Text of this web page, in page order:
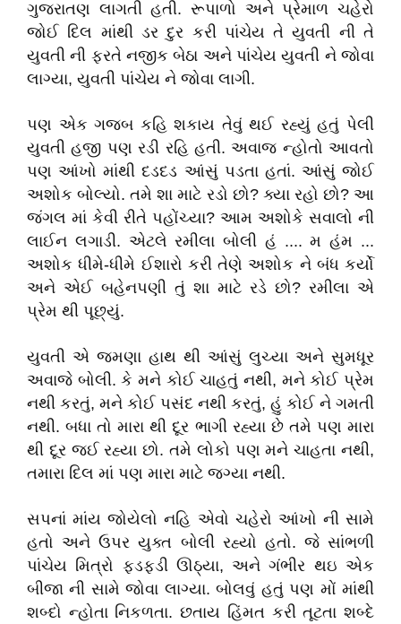
ગુજરાતણ લાગતી હતી. રૂપાળો અને પ્રેમાળ ચહેરો
જોઈ દિલ માંથી ડર દુર કરી પાંચેય તે યુવતી ની તે
યુવતી ની ફરતે નજીક બેઠા અને પાંચેય યુવતી ને જોવા
લાગ્યા, યુવતી પાંચેય ને જોવા લાગી.
પણ એક ગજબ કહિ શકાય તેવું થઈ રહ્યું હતું પેલી
યુવતી હજી પણ રડી રહિ હતી. અવાજ ન્હોતો આવતો
પણ આંખો માંથી દડદડ આંસું પડતા હતાં. આંસું જોઈ
અશોક બોલ્યો. તમે શા માટે રડો છો? ક્યા રહો છો? આ
જંગલ માં કેવી રીતે પહોંચ્યા? આમ અશોકે સવાલો ની
લાઈન લગાડી. એટલે રમીલા બોલી હં .... મ હંમ ...
અશોક ધીમે-ધીમે ઈશારો કરી તેણે અશોક ને બંધ કર્યો
અને એઈ બહેનપણી તું શા માટે રડે છો? રમીલા એ
પ્રેમ થી પૂછ્યું.
યુવતી એ જમણા હાથ થી આંસું લુચ્યા અને સુમધૂર
અવાજે બોલી. કે મને કોઈ ચાહતું નથી, મને કોઈ પ્રેમ
નથી કરતું, મને કોઈ પસંદ નથી કરતું, હું કોઈ ને ગમતી
નથી. બધા તો મારા થી દૂર ભાગી રહ્યા છે તમે પણ મારા
થી દૂર જઈ રહ્યા છો. તમે લોકો પણ મને ચાહતા નથી,
તમારા દિલ માં પણ મારા માટે જગ્યા નથી.
સપનાં માંય જોયેલો નહિ એવો ચહેરો આંખો ની સામે
હતો અને ઉપર યુક્ત બોલી રહ્યો હતો. જે સાંભળી
પાંચેય મિત્રો ફડફડી ઊઠ્યા, અને ગંભીર થઇ એક
બીજા ની સામે જોવા લાગ્યા. બોલવું હતું પણ મોં માંથી
શબ્દો ન્હોતા નિકળતા. છતાય હિંમત કરી તૂટતા શબ્દે